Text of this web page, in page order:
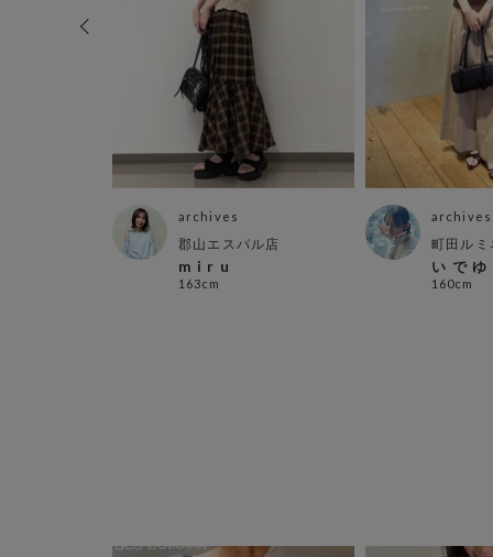
archives
郡山エスパル店
m i r u
163cm
archives
町田ルミ
い で ゆ
160cm